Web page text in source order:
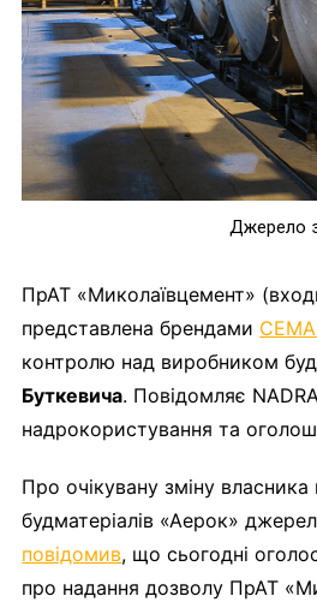
Джерело
ПрАТ «Миколаївцемент»
представлена брендами
контролю над виробником
Буткевича. Повідомляє
надрокористування та
Про очікувану зміну
будматеріалів «Аерок»
повідомив, що сьогодні
про надання дозволу ПрАТ